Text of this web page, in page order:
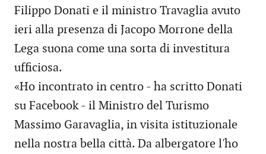
Filippo Donati e il ministro Travaglia avuto
ieri alla presenza di Jacopo Morrone della
Lega suona come una sorta di investitura
ufficiosa.
«Ho incontrato in centro - ha scritto Donati
su Facebook - il Ministro del Turismo
Massimo Garavaglia, in visita istituzionale
nella nostra bella città. Da albergatore l'ho